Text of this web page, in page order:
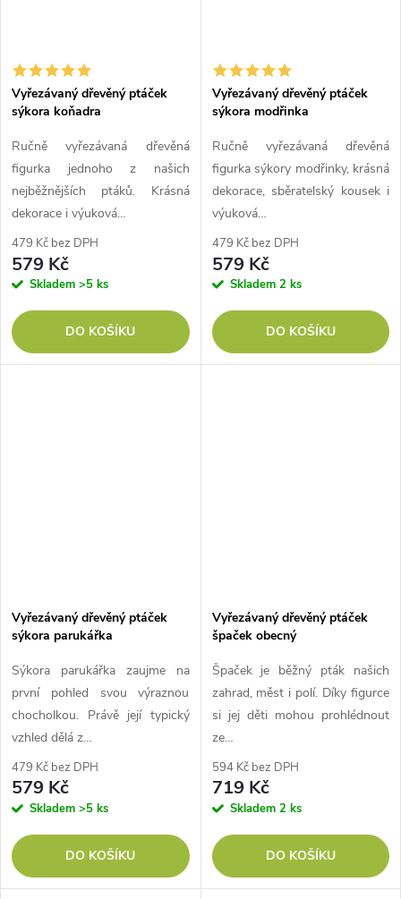
Vyřezávaný dřevěný ptáček
sýkora koňadra
Ručně vyřezávaná dřevěná
figurka jednoho z našich
nejběžnějších ptáků. Krásná
dekorace i výuková…
479 Kč bez DPH
579 Kč
Skladem >5 ks
DO KOŠÍKU
Vyřezávaný dřevěný ptáček
sýkora modřinka
Ručně vyřezávaná dřevěná
figurka sýkory modřinky, krásná
dekorace, sběratelský kousek i
výuková…
479 Kč bez DPH
579 Kč
Skladem 2 ks
DO KOŠÍKU
Vyřezávaný dřevěný ptáček
sýkora parukářka
Sýkora parukářka zaujme na
první pohled svou výraznou
chocholkou. Právě její typický
vzhled dělá z…
479 Kč bez DPH
579 Kč
Skladem >5 ks
DO KOŠÍKU
Vyřezávaný dřevěný ptáček
špaček obecný
Špaček je běžný pták našich
zahrad, měst i polí. Díky figurce
si jej děti mohou prohlédnout
ze…
594 Kč bez DPH
719 Kč
Skladem 2 ks
DO KOŠÍKU